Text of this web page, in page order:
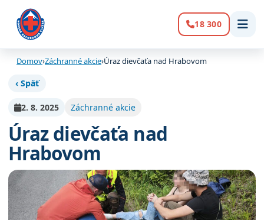
Volanie:
18 300
Domov›Záchranné akcie›Úraz dievčaťa nad Hrabovom
‹ Späť
2. 8. 2025 Záchranné akcie
Úraz dievčaťa nad
Hrabovom